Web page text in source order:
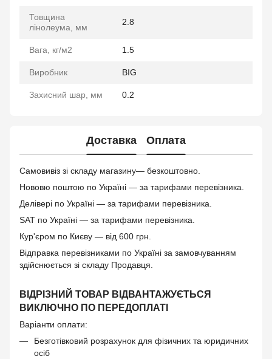
Товщина
лінолеума, мм
2.8
Вага, кг/м2 1.5
Виробник BIG
Захисний шар, мм 0.2
Доставка Оплата
Самовивіз зі складу магазину— безкоштовно.
Нововю поштою по Україні — за тарифами перевізника.
Делівері по Україні — за тарифами перевізника.
SAT по Україні — за тарифами перевізника.
Кур'єром по Києву — від 600 грн.
Відправка перевізниками по Україні за замовчуванням
здійснюється зі складу Продавця.
ВІДРІЗНИЙ ТОВАР ВІДВАНТАЖУЄТЬСЯ
ВИКЛЮЧНО ПО ПЕРЕДОПЛАТІ
Варіанти оплати:
Безготівковий розрахунок для фізичних та юридичних
осіб